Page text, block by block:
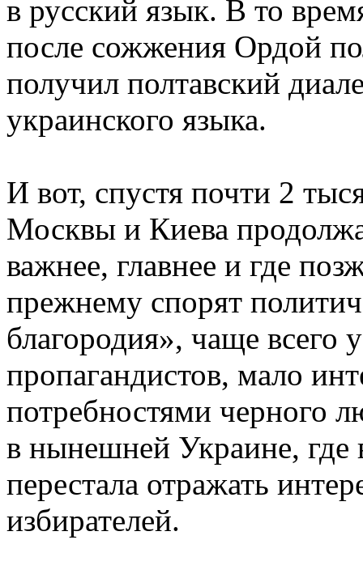
в русский язык. В то
после сожжения Ордой
получил полтавский
украинского языка.
И вот, спустя почти 2
Москвы и Киева
важнее, главнее и где
прежнему спорят
благородия», чаще
пропагандистов, мало
потребностями черного
в нынешней Украине, где
перестала отражать
избирателей.